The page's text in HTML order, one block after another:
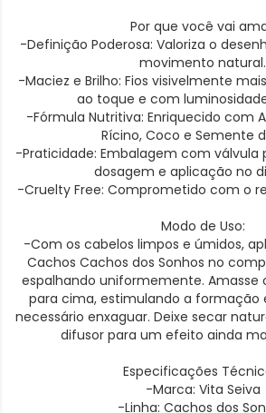
Por que você vai
-Definição Poderosa: Valoriza o
movimento natural.
-Maciez e Brilho: Fios visivelmente
ao toque e com
-Fórmula Nutritiva: Enriquecido com
Rícino, Coco e Semente
-Praticidade: Embalagem com válvula
dosagem e aplicação no
-Cruelty Free: Comprometido com o
Modo de Uso:
-Com os cabelos limpos e úmidos,
Cachos Cachos dos Sonhos no
espalhando uniformemente. Amasse
para cima, estimulando a formação
necessário enxaguar. Deixe secar
difusor para um efeito ainda
Especificações
-Marca: Vita Seiva
-Linha: Cachos dos